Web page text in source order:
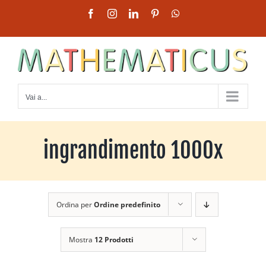
contenuto
FacebookInstagramLinkedInPinterest
Vai a...
ingrandimento 1000x
Ordina perOrdine predefinito
Mostra 12 Prodotti